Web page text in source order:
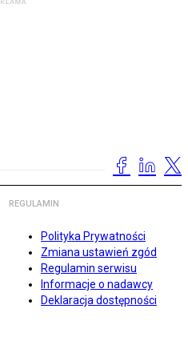
REGULAMIN
Polityka Prywatności
Zmiana ustawień zgód
Regulamin serwisu
Informacje o nadawcy
Deklaracja dostępności